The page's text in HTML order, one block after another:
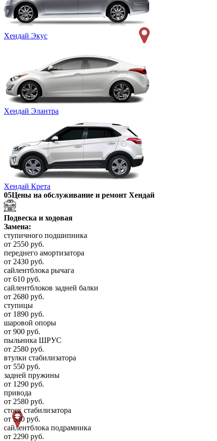
Хендай Экус
Хендай Элантра
Хендай Крета
05Цены на обслуживание и ремонт Хендай
Подвеска и ходовая
Замена:
ступичного подшипника
от 2550 руб.
переднего амортизатора
от 2430 руб.
сайлентблока рычага
от 610 руб.
сайлентблоков задней балки
от 2680 руб.
ступицы
от 1890 руб.
шаровой опоры
от 900 руб.
пыльника ШРУС
от 2580 руб.
втулки стабилизатора
от 550 руб.
задней пружины
от 1290 руб.
привода
от 2580 руб.
стоек стабилизатора
от 530 руб.
сайлентблока подрамника
от 2290 руб.